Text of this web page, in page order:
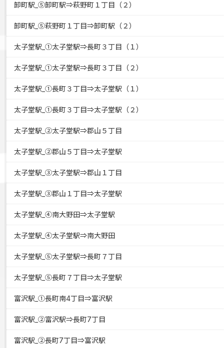
卸町駅_⑤卸町駅⇒萩野町１丁目（２）
卸町駅_⑤萩野町１丁目⇒卸町駅（２）
太子堂駅_①太子堂駅⇒長町３丁目（１）
太子堂駅_①太子堂駅⇒長町３丁目（２）
太子堂駅_①長町３丁目⇒太子堂駅（１）
太子堂駅_①長町３丁目⇒太子堂駅（２）
太子堂駅_②太子堂駅⇒郡山５丁目
太子堂駅_②郡山５丁目⇒太子堂駅
太子堂駅_③太子堂駅⇒郡山１丁目
太子堂駅_③郡山１丁目⇒太子堂駅
太子堂駅_④南大野田⇒太子堂駅
太子堂駅_④太子堂駅⇒南大野田
太子堂駅_⑤太子堂駅⇒長町７丁目
太子堂駅_⑤長町７丁目⇒太子堂駅
富沢駅_①長町南4丁目⇒富沢駅
富沢駅_②富沢駅⇒長町7丁目
富沢駅_②長町7丁目⇒富沢駅